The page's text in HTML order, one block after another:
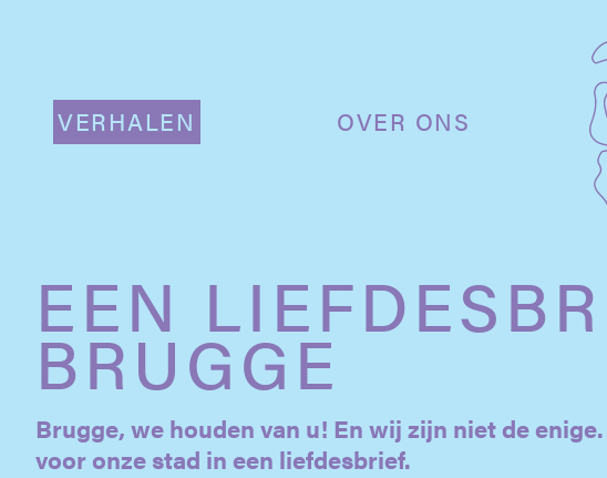
VERHALEN OVER ONS
EEN
BRUGGE
Brugge, we houden van u! En wij zijn niet de
voor onze stad in een liefdesbrief.